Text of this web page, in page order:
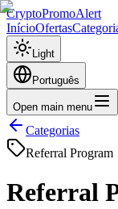
CryptoPromoAlert
InícioOfertas
Light
Português
Open main menu
Categorias
Referral Program
Referral